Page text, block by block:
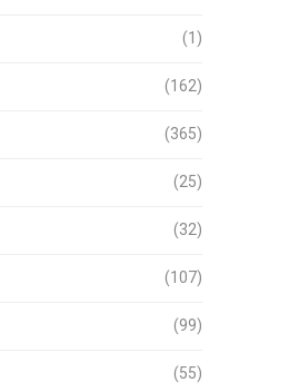
(1)
(162)
(365)
(25)
(32)
(107)
(99)
(55)